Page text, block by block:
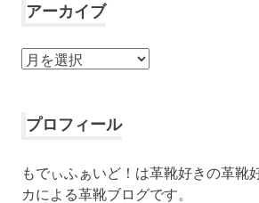
アーカイブ
ア
イ
プロフィール
もでぃふぁいど！は革靴好きの革靴
カによる革靴ブログです。